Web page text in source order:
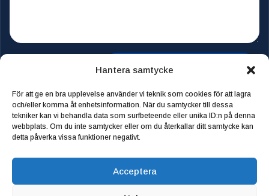
Hantera samtycke
För att ge en bra upplevelse använder vi teknik som cookies för att lagra
och/eller komma åt enhetsinformation. När du samtycker till dessa
tekniker kan vi behandla data som surfbeteende eller unika ID:n på denna
webbplats. Om du inte samtycker eller om du återkallar ditt samtycke kan
detta påverka vissa funktioner negativt.
Acceptera
Skicka meddelandet
Start